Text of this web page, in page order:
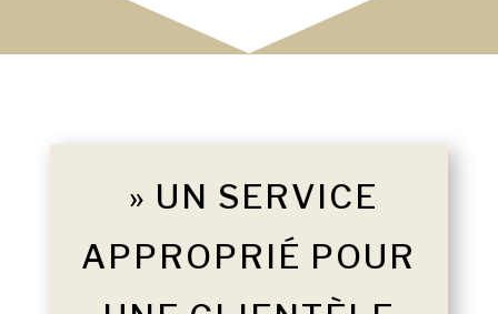
» UN SERVICE
APPROPRIÉ POUR